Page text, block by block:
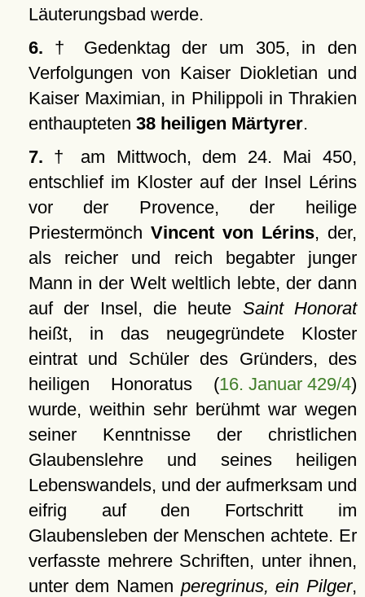
Läuterungsbad werde.
6. † Gedenktag der um 305, in den
Verfolgungen von Kaiser Diokletian und
Kaiser Maximian, in Philippoli in Thrakien
enthaupteten 38 heiligen Märtyrer.
7. † am Mittwoch, dem 24. Mai 450,
entschlief im Kloster auf der Insel Lérins
vor der Provence, der heilige
Priestermönch Vincent von Lérins, der,
als reicher und reich begabter junger
Mann in der Welt weltlich lebte, der dann
auf der Insel, die heute Saint Honorat
heißt, in das neugegründete Kloster
eintrat und Schüler des Gründers, des
heiligen Honoratus (16. Januar 429/4)
wurde, weithin sehr berühmt war wegen
seiner Kenntnisse der christlichen
Glaubenslehre und seines heiligen
Lebenswandels, und der aufmerksam und
eifrig auf den Fortschritt im
Glaubensleben der Menschen achtete. Er
verfasste mehrere Schriften, unter ihnen,
unter dem Namen peregrinus, ein Pilger,